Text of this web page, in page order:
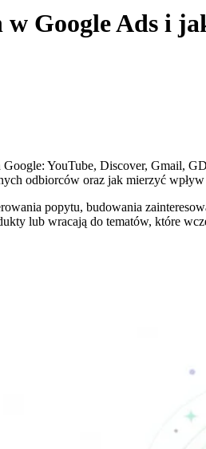
w Google Ads i
YouTube, Discover, Gmail,
odbiorców oraz jak mierzyć
popytu, budowania
lub wracają do tematów, które